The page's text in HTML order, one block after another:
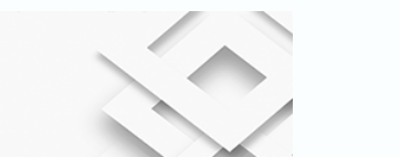
Se connecter